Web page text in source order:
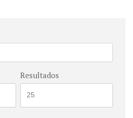
Resultados